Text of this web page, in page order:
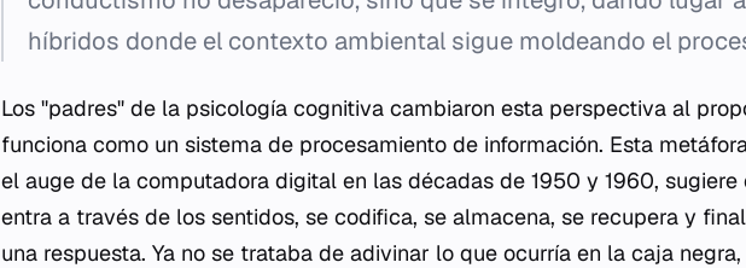
híbridos donde el contexto ambiental sigue moldeando el
Los "padres" de la psicología cognitiva cambiaron esta perspectiva al
funciona como un sistema de procesamiento de información. Esta
el auge de la computadora digital en las décadas de 1950 y 1960, sugiere
entra a través de los sentidos, se codifica, se almacena, se recupera y
una respuesta. Ya no se trataba de adivinar lo que ocurría en la caja